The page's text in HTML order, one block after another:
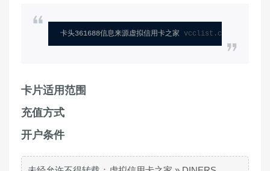
卡头361688信息来源虚拟信用卡之家 vcclist.com
卡片适用范围
充值方式
开户条件